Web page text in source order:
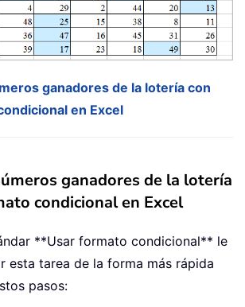
ganadores de la lotería con
en Excel
ganadores de la lotería
condicional en Excel
**Usar formato condicional** le
esta tarea de la forma más rápida
pasos: